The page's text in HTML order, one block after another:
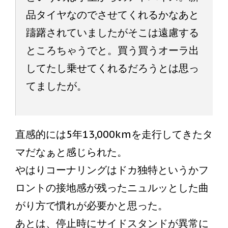
品タイヤなのでさせてくれるかなあと
躊躇されていましたがそこは遠慮する
ところちゃうでと。買う買うオーラ出
してたし乗せてくれるだろうとは思っ
てましたが。
直感的には5年13,000kmを走行してきたタ
マだなぁと感じられた。
やはりコーナリングはドカ独特というかフ
ロントの接地感が残ったニュルッとした曲
がり方で慣れが必要かと思った。
あとは、停止時にサイドスタンドが異常に